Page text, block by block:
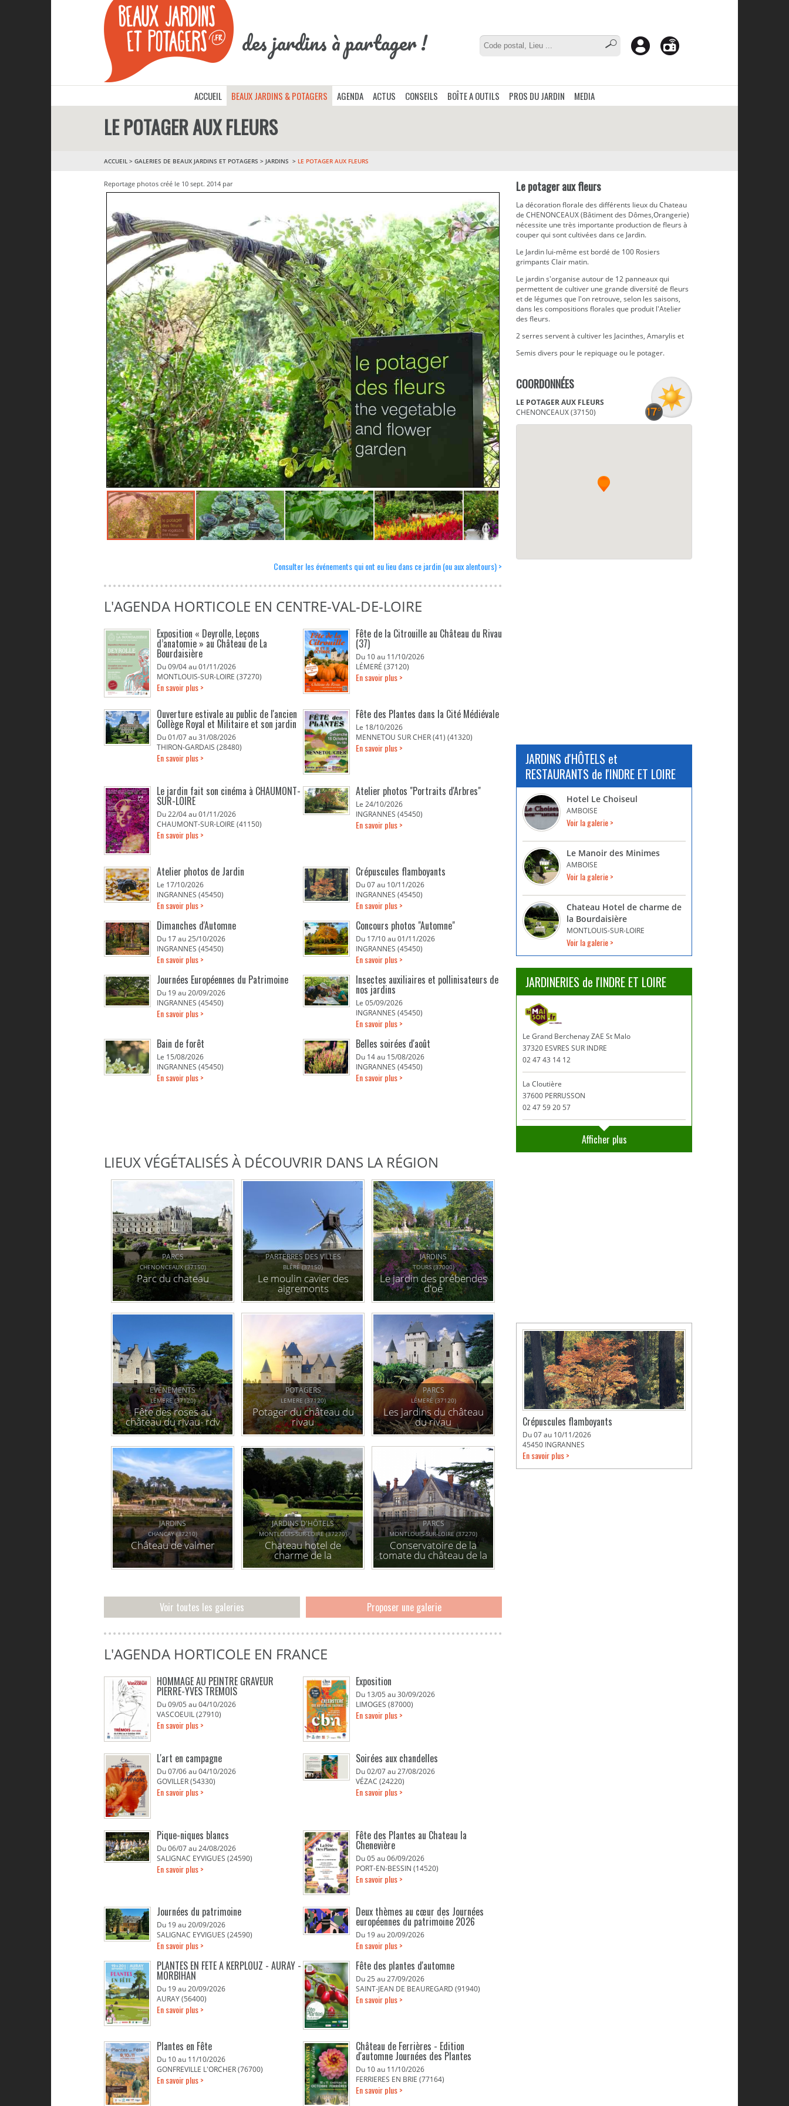
des jardins à partager !
ACCUEIL BEAUX JARDINS & POTAGERS AGENDA ACTUS CONSEILS BOÎTE A OUTILS PROS DU JARDIN MEDIA
LE POTAGER AUX FLEURS
ACCUEIL > GALERIES DE BEAUX JARDINS ET POTAGERS > JARDINS LE POTAGER AUX FLEURS
Reportage photos créé le 10 sept. 2014 par Le potager aux fleurs
La décoration florale des différents lieux du Chateau
de CHENONCEAUX (Bâtiment des Dômes,Orangerie)
nécessite une très importante production de fleurs à
couper qui sont cultivées dans ce Jardin.
Le Jardin lui-même est bordé de 100 Rosiers
grimpants Clair matin.
Le jardin s'organise autour de 12 panneaux qui
permettent de cultiver une grande diversité de fleurs
et de légumes que l'on retrouve, selon les saisons,
dans les compositions florales que produit l'Atelier
des fleurs.
2 serres servent à cultiver les Jacinthes, Amarylis et
Semis divers pour le repiquage ou le potager.
COORDONNÉES
LE POTAGER AUX FLEURS
CHENONCEAUX (37150)
Consulter les événements qui ont eu lieu dans ce jardin (ou aux alentours) >
L'AGENDA HORTICOLE EN CENTRE-VAL-DE-LOIRE
Exposition « Deyrolle, Leçons
d’anatomie » au Château de La
Bourdaisière
Du 09/04 au 01/11/2026
MONTLOUIS-SUR-LOIRE (37270)
En savoir plus >
Fête de la Citrouille au Château du Rivau
(37)
Du 10 au 11/10/2026
LÉMERÉ (37120)
En savoir plus >
Ouverture estivale au public de l'ancien
Collège Royal et Militaire et son jardin
Du 01/07 au 31/08/2026
THIRON-GARDAIS (28480)
En savoir plus >
Fête des Plantes dans la Cité Médiévale
Le 18/10/2026
MENNETOU SUR CHER (41) (41320)
En savoir plus >
Le jardin fait son cinéma à CHAUMONT-
SUR-LOIRE
Du 22/04 au 01/11/2026
CHAUMONT-SUR-LOIRE (41150)
En savoir plus >
Atelier photos "Portraits d'Arbres"
Le 24/10/2026
INGRANNES (45450)
En savoir plus >
Atelier photos de Jardin
Le 17/10/2026
INGRANNES (45450)
En savoir plus >
Crépuscules flamboyants
Du 07 au 10/11/2026
INGRANNES (45450)
En savoir plus >
Dimanches d'Automne
Du 17 au 25/10/2026
INGRANNES (45450)
En savoir plus >
Concours photos "Automne"
Du 17/10 au 01/11/2026
INGRANNES (45450)
En savoir plus >
Journées Européennes du Patrimoine
Du 19 au 20/09/2026
INGRANNES (45450)
En savoir plus >
Insectes auxiliaires et pollinisateurs de
nos jardins
Le 05/09/2026
INGRANNES (45450)
En savoir plus >
Bain de forêt
Le 15/08/2026
INGRANNES (45450)
En savoir plus >
Belles soirées d'août
Du 14 au 15/08/2026
INGRANNES (45450)
En savoir plus >
LIEUX VÉGÉTALISÉS À DÉCOUVRIR DANS LA RÉGION
PARCS
CHENONCEAUX (37150)
Parc du chateau
PARTERRES DES VILLES
BLÉRÉ (37150)
Le moulin cavier des
aigremonts
JARDINS
TOURS (37000)
Le jardin des prébendes
d'oé
ÉVÉNEMENTS
LÉMERÉ (37120)
Fête des roses au
château du rivau- rdv
aux jardins (37)
POTAGERS
LEMERE (37120)
Potager du château du
rivau
PARCS
LÉMERÉ (37120)
Les jardins du château
du rivau
JARDINS
CHANCAY (37210)
Château de valmer
JARDINS D'HÔTELS
MONTLOUIS-SUR-LOIRE (37270)
Chateau hotel de
charme de la
bourdaisière
PARCS
MONTLOUIS-SUR-LOIRE (37270)
Conservatoire de la
tomate du château de la
bourdaisière
Voir toutes les galeries Proposer une galerie
L'AGENDA HORTICOLE EN FRANCE
HOMMAGE AU PEINTRE GRAVEUR
PIERRE-YVES TREMOIS
Du 09/05 au 04/10/2026
VASCOEUIL (27910)
En savoir plus >
Exposition
Du 13/05 au 30/09/2026
LIMOGES (87000)
En savoir plus >
L'art en campagne
Du 07/06 au 04/10/2026
GOVILLER (54330)
En savoir plus >
Soirées aux chandelles
Du 02/07 au 27/08/2026
VÉZAC (24220)
En savoir plus >
Pique-niques blancs
Du 06/07 au 24/08/2026
SALIGNAC EYVIGUES (24590)
En savoir plus >
Fête des Plantes au Chateau la
Chenevière
Du 05 au 06/09/2026
PORT-EN-BESSIN (14520)
En savoir plus >
Journées du patrimoine
Du 19 au 20/09/2026
SALIGNAC EYVIGUES (24590)
En savoir plus >
Deux thèmes au cœur des Journées
européennes du patrimoine 2026
Du 19 au 20/09/2026
En savoir plus >
PLANTES EN FETE A KERPLOUZ - AURAY -
MORBIHAN
Du 19 au 20/09/2026
AURAY (56400)
En savoir plus >
Fête des plantes d'automne
Du 25 au 27/09/2026
SAINT-JEAN DE BEAUREGARD (91940)
En savoir plus >
Plantes en Fête
Du 10 au 11/10/2026
GONFREVILLE L'ORCHER (76700)
En savoir plus >
Château de Ferrières - Edition
d'automne Journées des Plantes
Du 10 au 11/10/2026
FERRIERES EN BRIE (77164)
En savoir plus >
JARDINS d'HÔTELS et
RESTAURANTS de l'INDRE ET LOIRE
Hotel Le Choiseul
AMBOISE
Voir la galerie >
Le Manoir des Minimes
AMBOISE
Voir la galerie >
Chateau Hotel de charme de
la Bourdaisière
MONTLOUIS-SUR-LOIRE
Voir la galerie >
JARDINERIES de l'INDRE ET LOIRE
Le Grand Berchenay ZAE St Malo
37320 ESVRES SUR INDRE
02 47 43 14 12
La Cloutière
37600 PERRUSSON
02 47 59 20 57
Afficher plus
Crépuscules flamboyants
Du 07 au 10/11/2026
45450 INGRANNES
En savoir plus >